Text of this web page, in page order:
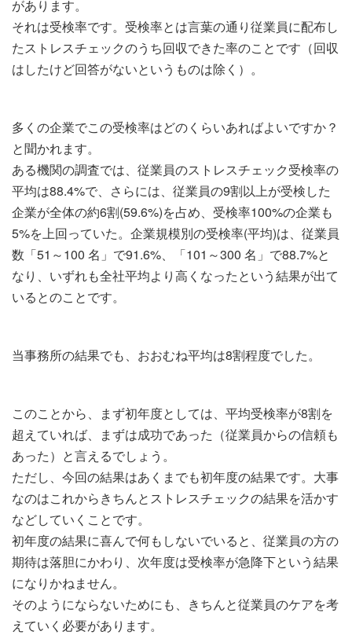
があります。
それは受検率です。受検率とは言葉の通り従業員に配布し
たストレスチェックのうち回収できた率のことです（回収
はしたけど回答がないというものは除く）。
多くの企業でこの受検率はどのくらいあればよいですか？
と聞かれます。
ある機関の調査では、従業員のストレスチェック受検率の
平均は88.4%で、さらには、従業員の9割以上が受検した
企業が全体の約6割(59.6%)を占め、受検率100%の企業も
5%を上回っていた。企業規模別の受検率(平均)は、従業員
数「51～100 名」で91.6%、「101～300 名」で88.7%と
なり、いずれも全社平均より高くなったという結果が出て
いるとのことです。
当事務所の結果でも、おおむね平均は8割程度でした。
このことから、まず初年度としては、平均受検率が8割を
超えていれば、まずは成功であった（従業員からの信頼も
あった）と言えるでしょう。
ただし、今回の結果はあくまでも初年度の結果です。大事
なのはこれからきちんとストレスチェックの結果を活かす
などしていくことです。
初年度の結果に喜んで何もしないでいると、従業員の方の
期待は落胆にかわり、次年度は受検率が急降下という結果
になりかねません。
そのようにならないためにも、きちんと従業員のケアを考
えていく必要があります。